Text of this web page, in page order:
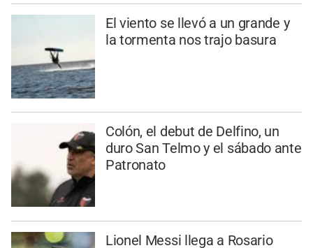
El viento se llevó a un grande y
la tormenta nos trajo basura
Colón, el debut de Delfino, un
duro San Telmo y el sábado ante
Patronato
Lionel Messi llega a Rosario